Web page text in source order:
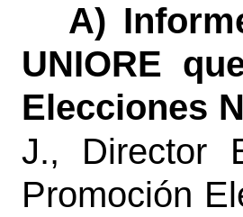
A)
UNIORE
Elecciones
J., Director
Promoción